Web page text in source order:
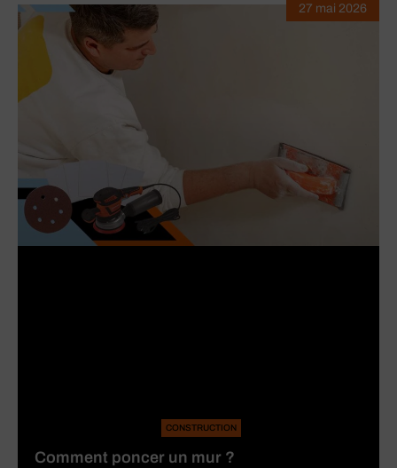
CONSTRUCTION
Comment poncer un mur ?
27 mai 2026